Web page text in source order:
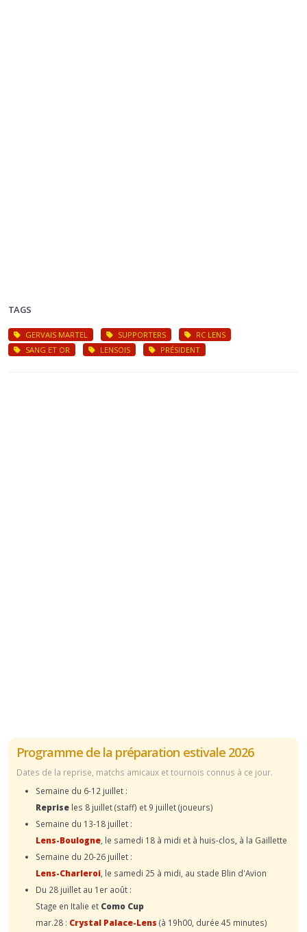
TAGS
GERVAIS MARTEL SUPPORTERS
RC LENS
SANG ET OR
LENSOIS PRÉSIDENT
Programme de la préparation estivale 2026
Dates de la reprise, matchs amicaux et tournois connus à ce jour.
Semaine du 6-12 juillet :
Reprise les 8 juillet (staff) et 9 juillet (joueurs)
Semaine du 13-18 juillet :
Lens-Boulogne , le samedi 18 à midi et à huis-clos, à la Gaillette
Semaine du 20-26 juillet :
Lens-Charleroi , le samedi 25 à midi, au stade Blin d'Avion
Du 28 juillet au 1er août :
Stage en Italie et Como Cup
mar.28 : Crystal Palace-Lens (à 19h00, durée 45 minutes)